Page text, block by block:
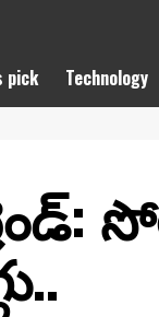
pick Technology